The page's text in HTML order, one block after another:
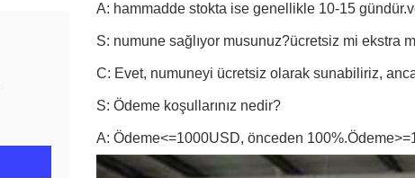
A: hammadde stokta ise genellikle 10-15
S: numune sağlıyor musunuz?ücretsiz mi ekstra
C: Evet, numuneyi ücretsiz olarak sunabiliriz,
S: Ödeme koşullarınız nedir?
A: Ödeme<=1000USD, önceden